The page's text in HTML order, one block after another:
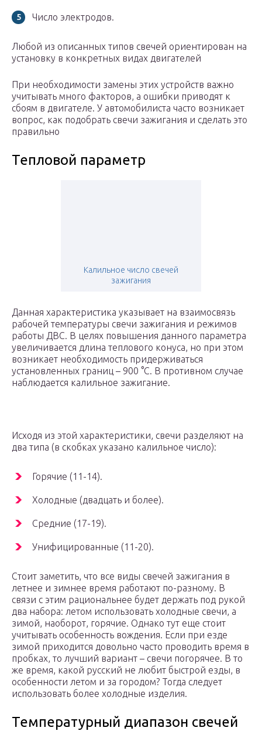
Число электродов.
Любой из описанных типов свечей ориентирован на
установку в конкретных видах двигателей
При необходимости замены этих устройств важно
учитывать много факторов, а ошибки приводят к
сбоям в двигателе. У автомобилиста часто возникает
вопрос, как подобрать свечи зажигания и сделать это
правильно
Тепловой параметр
Калильное число свечей
зажигания
Данная характеристика указывает на взаимосвязь
рабочей температуры свечи зажигания и режимов
работы ДВС. В целях повышения данного параметра
увеличивается длина теплового конуса, но при этом
возникает необходимость придерживаться
установленных границ – 900 °C. В противном случае
наблюдается калильное зажигание.
Исходя из этой характеристики, свечи разделяют на
два типа (в скобках указано калильное число):
Горячие (11-14).
Холодные (двадцать и более).
Средние (17-19).
Унифицированные (11-20).
Стоит заметить, что все виды свечей зажигания в
летнее и зимнее время работают по-разному. В
связи с этим рациональнее будет держать под рукой
два набора: летом использовать холодные свечи, а
зимой, наоборот, горячие. Однако тут еще стоит
учитывать особенность вождения. Если при езде
зимой приходится довольно часто проводить время в
пробках, то лучший вариант – свечи погорячее. В то
же время, какой русский не любит быстрой езды, в
особенности летом и за городом? Тогда следует
использовать более холодные изделия.
Температурный диапазон свечей